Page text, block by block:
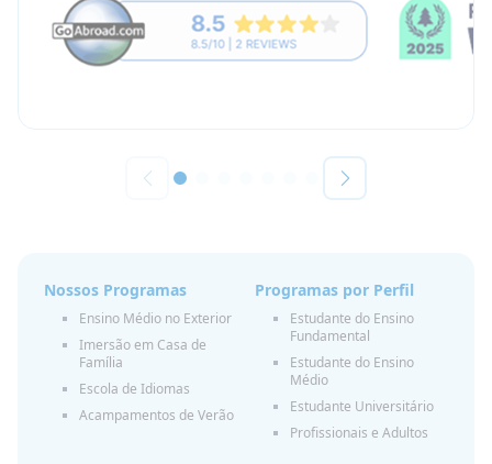
Nossos Programas
Ensino Médio no Exterior
Imersão em Casa de
Família
Escola de Idiomas
Acampamentos de Verão
Programas por Perfil
Estudante do Ensino
Fundamental
Estudante do Ensino
Médio
Estudante Universitário
Profissionais e Adultos